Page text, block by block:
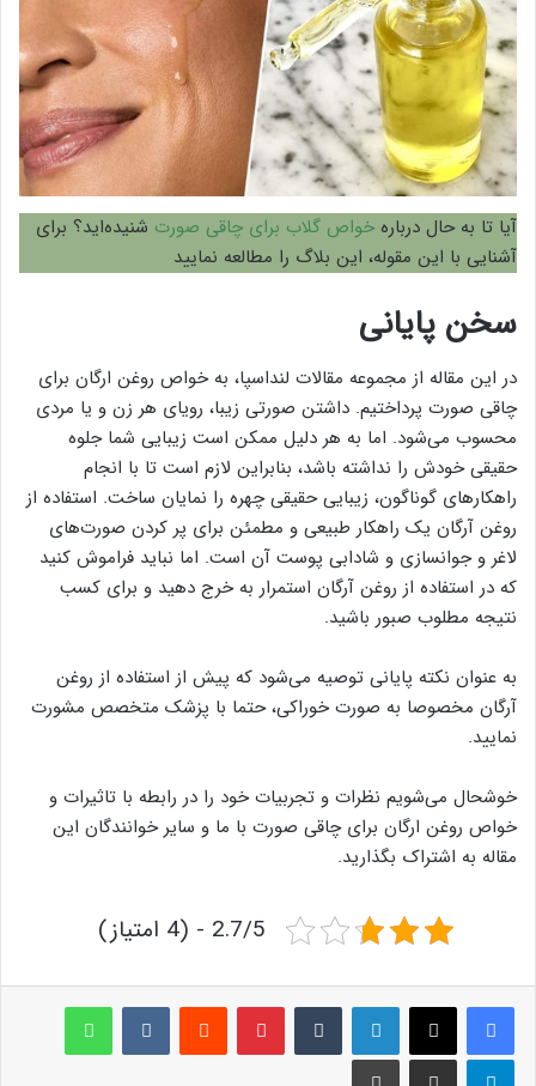
آیا تا به حال درباره خواص گلاب برای چاقی صورت شنیده‌اید؟ برای
آشنایی با این مقوله، این بلاگ را مطالعه نمایید
سخن پایانی
در این مقاله از مجموعه مقالات لنداسپا، به خواص روغن ارگان برای
چاقی صورت پرداختیم. داشتن صورتی زیبا، رویای هر زن و یا مردی
محسوب می‌شود. اما به هر دلیل ممکن است زیبایی شما جلوه
حقیقی خودش را نداشته باشد، بنابراین لازم است تا با انجام
راهکار‌های گوناگون، زیبایی حقیقی چهره را نمایان ساخت. استفاده از
روغن آرگان یک راهکار طبیعی و مطمئن برای پر کردن صورت‌های
لاغر و جوانسازی و شادابی پوست آن است. اما نباید فراموش کنید
که در استفاده از روغن آرگان استمرار به خرج دهید و برای کسب
نتیجه مطلوب صبور باشید.
به عنوان نکته پایانی توصیه می‌شود که پیش از استفاده از روغن
آرگان مخصوصا به صورت خوراکی، حتما با پزشک متخصص مشورت
نمایید.
خوشحال می‌شویم نظرات و تجربیات خود را در رابطه با تاثیرات و
خواص روغن ارگان برای چاقی صورت با ما و سایر خوانندگان این
مقاله به اشتراک بگذارید.
2.7/5 - (4 امتیاز)
لینکدین ‫تامبلر پینترست‫رددیت ‫VKontakteواتس آپ
تلگرام اشتراک گذاری از طریق ایمیل چاپ